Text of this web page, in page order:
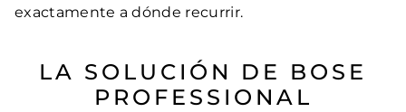
exactamente a dónde recurrir.
LA SOLUCIÓN DE BOSE
PROFESSIONAL